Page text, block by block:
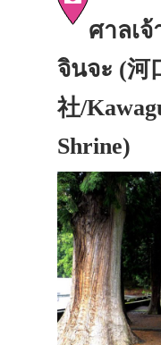
ศาลเ
จินจะ (河
社/
Shrine)